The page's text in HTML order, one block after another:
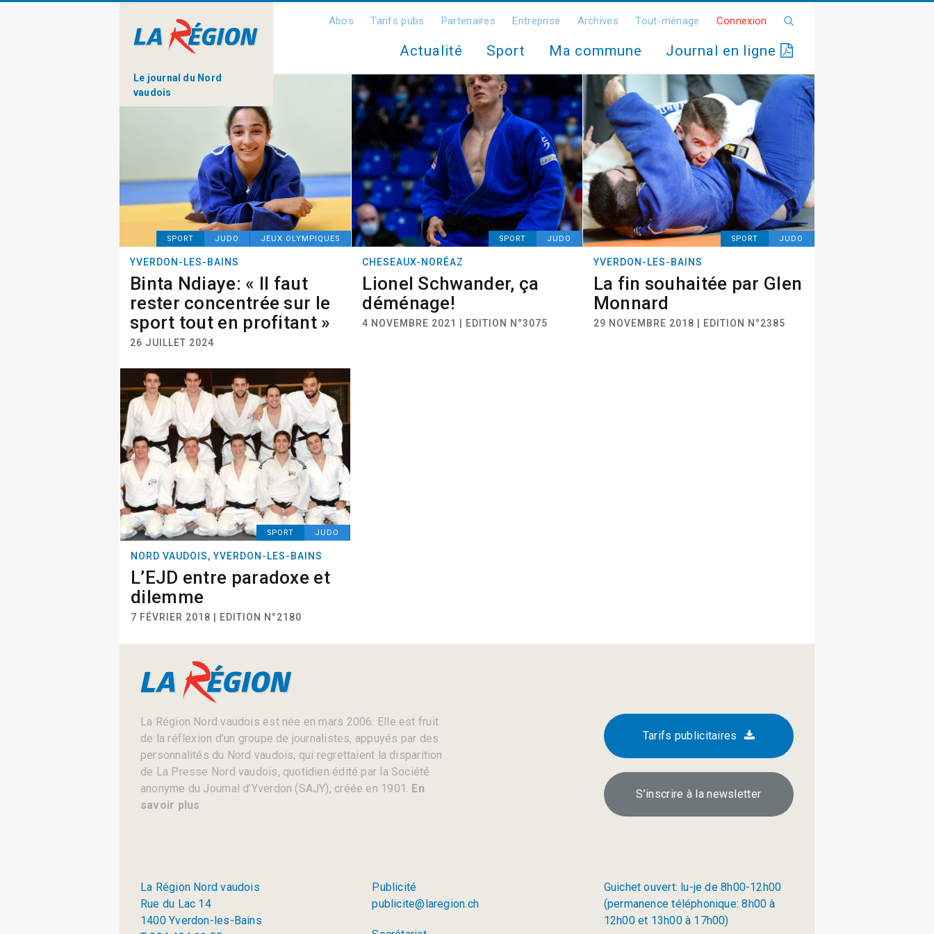
Le journal du Nord
vaudois
Abos Tarifs pubs Partenaires Entreprise Archives Tout-ménage Connexion
Actualité Sport Ma commune Journal en ligne
SPORT JUDO JEUX OLYMPIQUES
YVERDON-LES-BAINS
Binta Ndiaye: « Il faut
rester concentrée sur le
sport tout en profitant »
26 JUILLET 2024
SPORT JUDO
CHESEAUX-NORÉAZ
Lionel Schwander, ça
déménage!
4 NOVEMBRE 2021 | EDITION N°3075
SPORT JUDO
YVERDON-LES-BAINS
La fin souhaitée par Glen
Monnard
29 NOVEMBRE 2018 | EDITION N°2385
SPORT JUDO
NORD VAUDOIS, YVERDON-LES-BAINS
L’EJD entre paradoxe et
dilemme
7 FÉVRIER 2018 | EDITION N°2180
La Région Nord vaudois est née en mars 2006. Elle est fruit
de la réflexion d’un groupe de journalistes, appuyés par des
personnalités du Nord vaudois, qui regrettaient la disparition
de La Presse Nord vaudois, quotidien édité par la Société
anonyme du Journal d’Yverdon (SAJY), créée en 1901. En
savoir plus
Tarifs publicitaires
S’inscrire à la newsletter
La Région Nord vaudois
Rue du Lac 14
1400 Yverdon-les-Bains
Publicité
publicite@laregion.ch
Guichet ouvert: lu-je de 8h00-12h00
(permanence téléphonique: 8h00 à
12h00 et 13h00 à 17h00)